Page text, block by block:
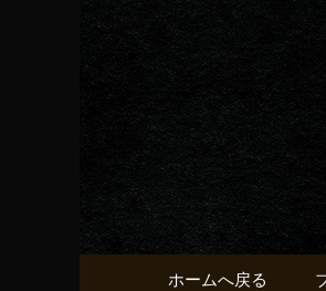
京
献う
京都・五条
コンテンツへ移動
ホームへ戻る